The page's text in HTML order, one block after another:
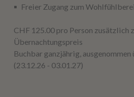
Freier Zugang zum
CHF 125.00 pro Person zusätzlich
Übernachtungspreis
Buchbar ganzjährig,
(23.12.26 - 03.01.27)